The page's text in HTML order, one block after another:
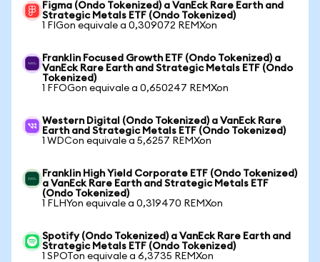
Figma (Ondo Tokenized) a VanEck Rare Earth and
Strategic Metals ETF (Ondo Tokenized)
1 FIGon equivale a 0,309072 REMXon
Franklin Focused Growth ETF (Ondo Tokenized) a
VanEck Rare Earth and Strategic Metals ETF (Ondo
Tokenized)
1 FFOGon equivale a 0,650247 REMXon
Western Digital (Ondo Tokenized) a VanEck Rare
Earth and Strategic Metals ETF (Ondo Tokenized)
1 WDCon equivale a 5,6257 REMXon
Franklin High Yield Corporate ETF (Ondo Tokenized)
a VanEck Rare Earth and Strategic Metals ETF
(Ondo Tokenized)
1 FLHYon equivale a 0,319470 REMXon
Spotify (Ondo Tokenized) a VanEck Rare Earth and
Strategic Metals ETF (Ondo Tokenized)
1 SPOTon equivale a 6,3735 REMXon